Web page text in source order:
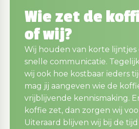
Wie zet de
of wij?
Wij houden van korte lijntjes
snelle communicatie.
wij ook hoe kostbaar ieders
mag jij aangeven wie de
vrijblijvende kennismaking.
koffie zet, dan zorgen wij
Uiteraard blijven wij bij de tijd